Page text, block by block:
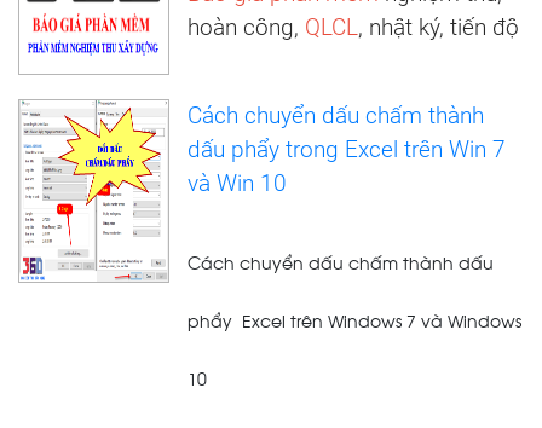
hoàn công, QLCL, nhật ký, tiến độ
Cách chuyển dấu chấm thành
dấu phẩy trong Excel trên Win 7
và Win 10
Cách chuyển dấu chấm thành dấu
phẩy Excel trên Windows 7 và Windows
10